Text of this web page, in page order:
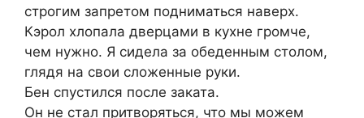
строгим запретом подниматься наверх.
Кэрол хлопала дверцами в кухне громче,
чем нужно. Я сидела за обеденным столом,
глядя на свои сложенные руки.
Бен спустился после заката.
Он не стал притворяться, что мы можем